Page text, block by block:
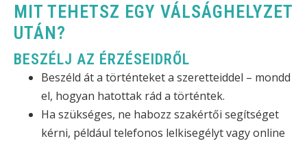
MIT TEHETSZ EGY VÁLSÁGHELYZET
UTÁN?
BESZÉLJ AZ ÉRZÉSEIDRŐL
Beszéld át a történteket a szeretteiddel – mondd
el, hogyan hatottak rád a történtek.
Ha szükséges, ne habozz szakértői segítséget
kérni, például telefonos lelkisegélyt vagy online